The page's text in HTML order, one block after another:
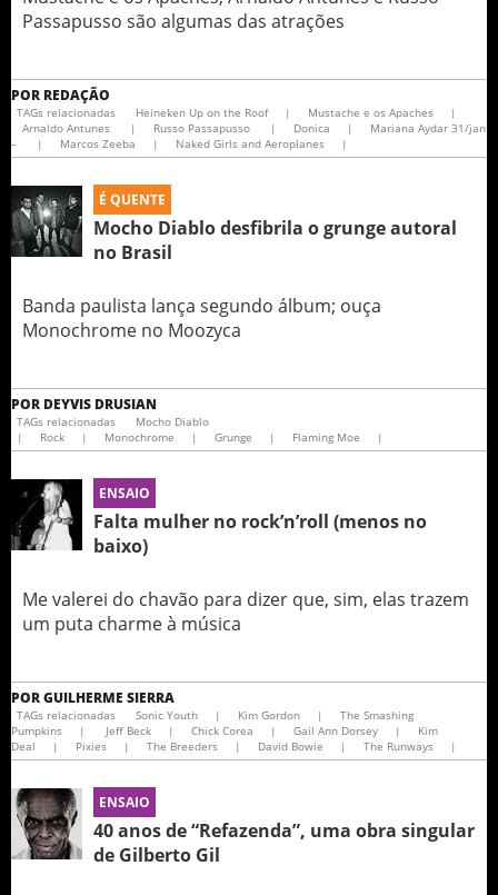
Passapusso são algumas das atrações
POR REDAÇÃO
TAGs relacionadas Heineken Up on the Roof | Mustache e os Apaches
|
Arnaldo Antunes
| Russo Passapusso | Donica |
Mariana Aydar 31/jan
–
| Marcos Zeeba | Naked Girls and Aeroplanes |
É QUENTE
Mocho Diablo desfibrila o grunge autoral
no Brasil
Banda paulista lança segundo álbum; ouça
Monochrome no Moozyca
POR DEYVIS DRUSIAN
TAGs relacionadas
Mocho Diablo
|
Rock | Monochrome | Grunge | Flaming Moe |
ENSAIO
Falta mulher no rock’n’roll (menos no
baixo)
Me valerei do chavão para dizer que, sim, elas trazem
um puta charme à música
PORGUILHERME SIERRA
TAGs relacionadas Sonic Youth | Kim Gordon |
The Smashing
Pumpkins
| Jeff Beck | Chick Corea | Gail Ann Dorsey |
Kim
Deal
| Pixies | The Breeders | David Bowie | The Runways |
ENSAIO
40 anos de “Refazenda”, uma obra singular
de Gilberto Gil